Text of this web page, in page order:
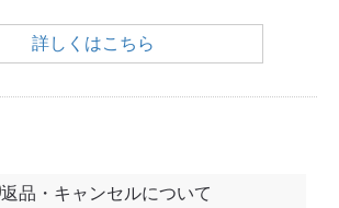
詳しくはこちら
返品・キャンセルについて